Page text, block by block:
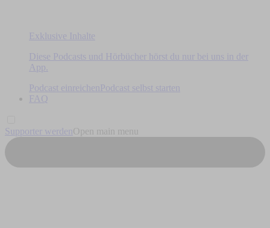
Exklusive Inhalte
Diese Podcasts und Hörbücher hörst du nur bei uns in der
App.
Podcast einreichen
Podcast selbst starten
FAQ
Supporter werden Open main menu